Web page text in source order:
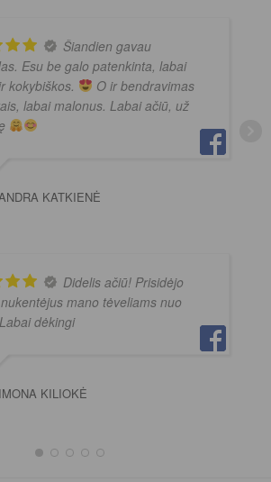
Šiandien gavau
Esu be galo patenkinta, labai
kokybiškos.
O ir bendravimas
labai malonus. Labai ačiū, už
KATKIENĖ
Didelis ačiū! Prisidėjo
mano tėveliams nuo
dėkingi
KILIOKĖ